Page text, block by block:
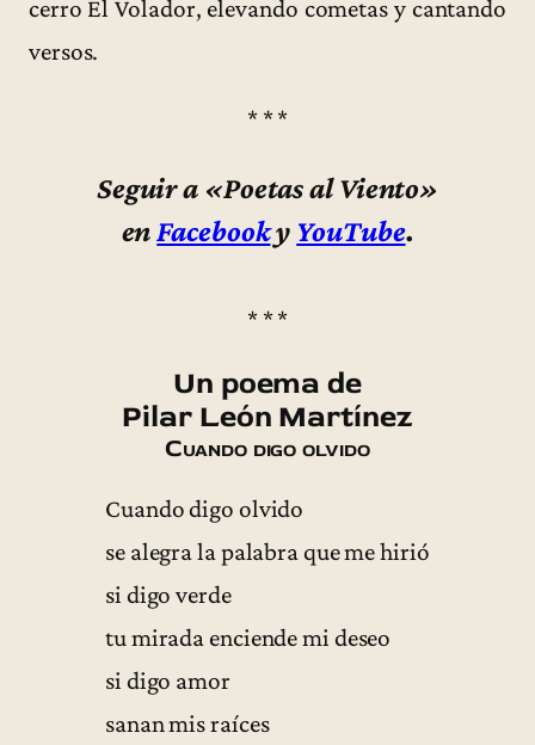
cerro El Volador, elevando cometas y cantando
versos.
* * *
Seguir a «Poetas al Viento»
enFacebooky YouTube.
* * *
Un poema de
Pilar León Martínez
Cuando digo olvido
Cuando digo olvido
se alegra la palabra que me hirió
si digo verde
tu mirada enciende mi deseo
si digo amor
sanan mis raíces